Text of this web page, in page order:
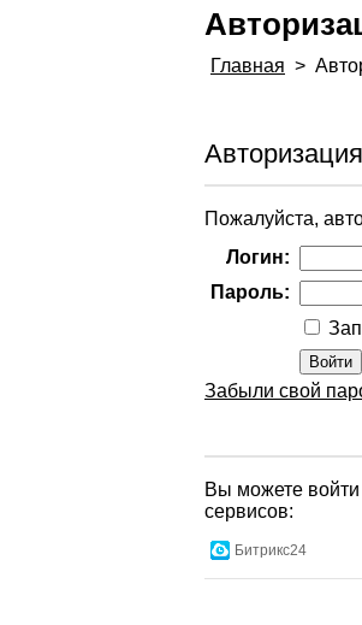
Главная >
Авторизация
Пожалуйста,
Логин:
Пароль:
Забыли свой
Вы можете войти
сервисов:
Битрикс24